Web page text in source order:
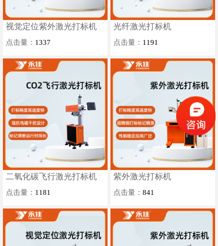
视觉定位紫外激光打标机
点击量： 1337
光纤激光打标机
点击量： 1191
二氧化碳飞行激光打标机
点击量： 1181
紫外激光打标机
点击量：841